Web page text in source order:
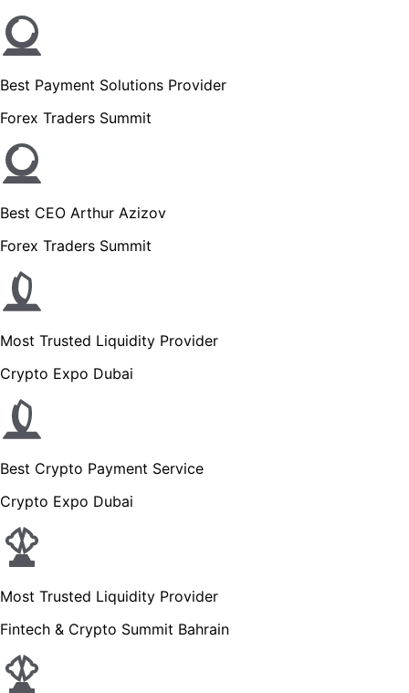
Best Payment Solutions Provider
Forex Traders Summit
Best CEO Arthur Azizov
Forex Traders Summit
Most Trusted Liquidity Provider
Crypto Expo Dubai
Best Crypto Payment Service
Crypto Expo Dubai
Most Trusted Liquidity Provider
Fintech & Crypto Summit Bahrain